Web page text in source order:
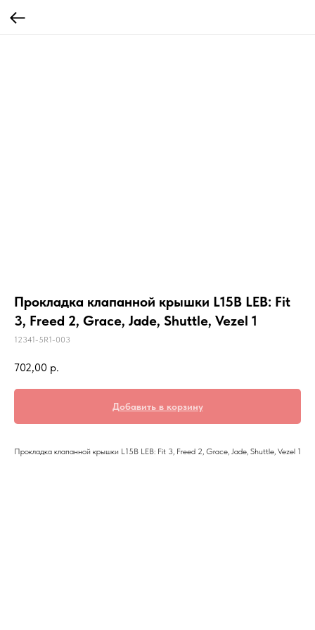
Прокладка клапанной крышки L15B LEB: Fit
3, Freed 2, Grace, Jade, Shuttle, Vezel 1
12341-5R1-003
702,00 р.
Добавить в корзину
Прокладка клапанной крышки L15B LEB: Fit 3, Freed 2, Grace, Jade, Shuttle, Vezel 1